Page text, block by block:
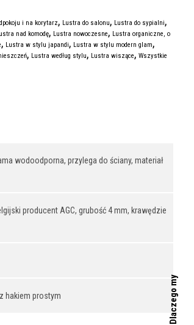
Dlaczego my
i na korytarz, Lustra do salonu, Lustra do sypialni,
nad komodę, Lustra nowoczesne, Lustra organiczne, o
, Lustra w stylu japandi, Lustra w stylu modern glam,
, Lustra według stylu, Lustra wiszące, Wszystkie
wodoodporna, przylega do ściany, materiał
producent AGC, grubość 4 mm, krawędzie
hakiem prostym